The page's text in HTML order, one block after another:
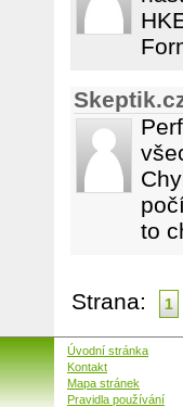
to
Strana: 1
Úvodní stránka
Kontakt
Mapa stránek
Pravidla používání